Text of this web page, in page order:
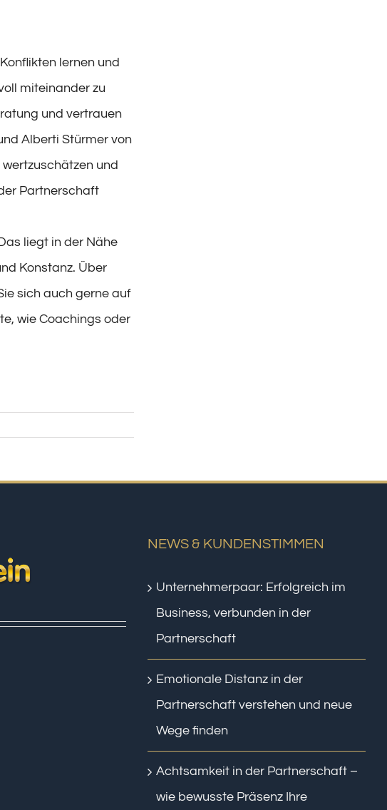
lernen und
miteinander zu
und vertrauen
Alberti Stürmer von
und
Partnerschaft
liegt in der Nähe
Konstanz. Über
sich auch gerne auf
wie Coachings oder
NEWS & KUNDENSTIMMEN
Unternehmerpaar: Erfolgreich im
Business, verbunden in der
Partnerschaft
Emotionale Distanz in der
Partnerschaft verstehen und neue
Wege finden
Achtsamkeit in der Partnerschaft –
wie bewusste Präsenz Ihre